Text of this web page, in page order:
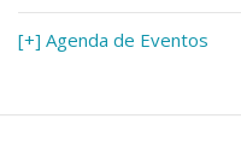
[+] Agenda de Eventos